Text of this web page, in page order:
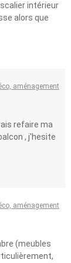
intérieur
alors que
aménagement
refaire ma
, j'hesite
aménagement
(meubles